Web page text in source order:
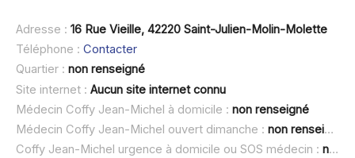
Adresse : 16 Rue Vieille, 42220 Saint-Julien-Molin-Molette
Téléphone : Contacter
Quartier : non renseigné
Site internet : Aucun site internet connu
Médecin Coffy Jean-Michel à domicile : non renseigné
Médecin Coffy Jean-Michel ouvert dimanche : non renseigné
Coffy Jean-Michel urgence à domicile ou SOS médecin : non renseigné